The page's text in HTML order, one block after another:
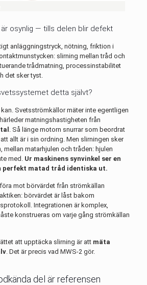
osynlig — tills delen blir defekt
anläggningstryck, nötning, friktion i
slirning mellan tråd och
trådmatning, processinstabilitet
det sker tyst.
detta självt?
Svetsströmkällor mäter inte egentligen
matningshastigheten från
. Så länge motorn snurrar som beordrat
allt är i sin ordning. Men slirningen sker
mellan matarhjulen och tråden: hjulen
med. Ur maskinens synvinkel ser en
perfekt matad tråd identiska ut.
mot börvärdet från strömkällan
börvärdet är låst bakom
Integrationen är komplex,
konstrueras om varje gång strömkällan
att upptäcka slirning är att mäta
. Det är precis vad MWS-2 gör.
del är referensen